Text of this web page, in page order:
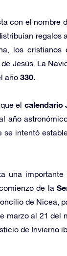
con el nombre
regalos
los cristianos
Jesús. La
año 330.
el calendario
año
se intentó
una
de la
de Nicea,
marzo al 21 del
de Invierno